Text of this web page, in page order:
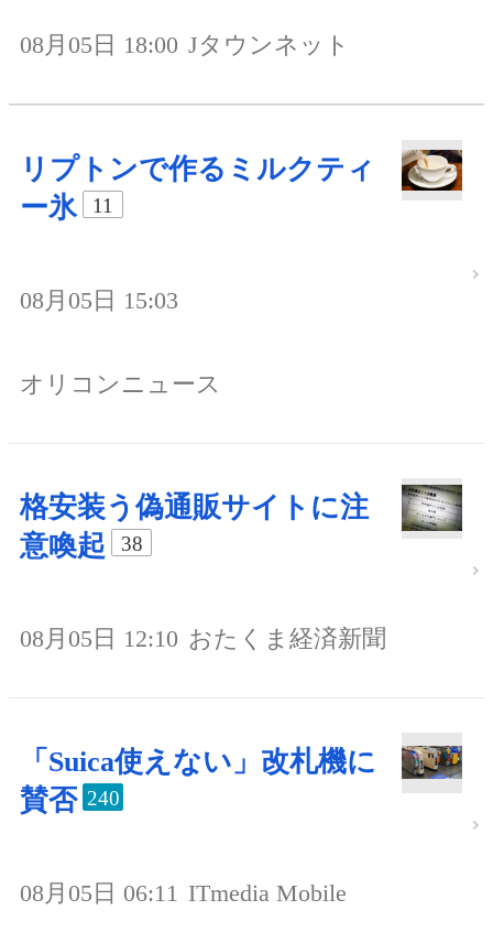
08月05日 18:00 Jタウンネット
リプトンで作るミルクティ
ー氷
11
08月05日 15:03
オリコンニュース
格安装う偽通販サイトに注
意喚起
38
08月05日 12:10 おたくま経済新聞
「Suica使えない」改札機に
賛否 240
08月05日 06:11 ITmedia Mobile